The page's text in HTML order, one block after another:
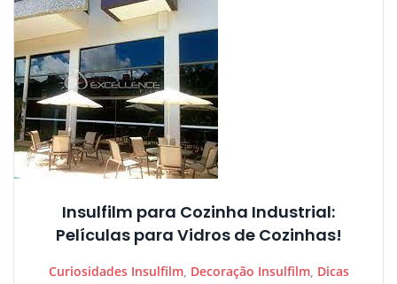
Insulfilm para Cozinha Industrial:
Películas para Vidros de Cozinhas!
Curiosidades Insulfilm, Decoração Insulfilm, Dicas